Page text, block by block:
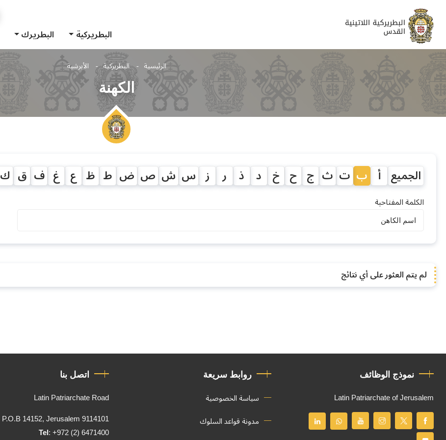
البطريركية
البطريرك
الرئيسية البطريركية الأبرشية
الكهنة
الجميع أ ب ت ث ج ح خ د ذ ر ز س ش ص ض ط ظ ع غ ف ق ك
الكلمة المفتاحية
الكهنة
لم يتم العثور على أي نتائج
نموذج الوظائف
Latin Patriarchate of Jerusalem
روابط سريعة
سياسة الخصوصية
مدونة قواعد السلوك
اتصل بنا
Latin Patriarchate Road
P.O.B 14152, Jerusalem 9114101
Tel: +972 (2) 6471400